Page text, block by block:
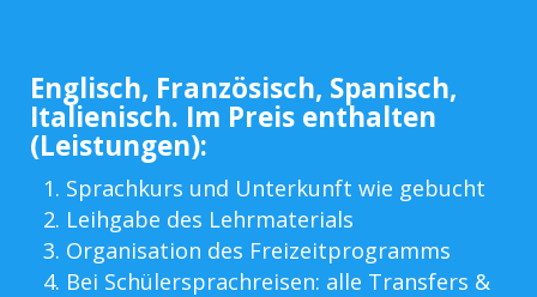
Englisch, Französisch, Spanisch,
Italienisch. Im Preis enthalten
(Leistungen):
Sprachkurs und Unterkunft wie gebucht
Leihgabe des Lehrmaterials
Organisation des Freizeitprogramms
Bei Schülersprachreisen: alle Transfers &